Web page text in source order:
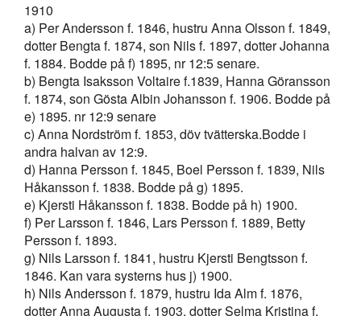
1910
a) Per Andersson f. 1846, hustru Anna Olsson f. 1849,
dotter Bengta f. 1874, son Nils f. 1897, dotter Johanna
f. 1884. Bodde på f) 1895, nr 12:5 senare.
b) Bengta Isaksson Voltaire f.1839, Hanna Göransson
f. 1874, son Gösta Albin Johansson f. 1906. Bodde på
e) 1895. nr 12:9 senare
c) Anna Nordström f. 1853, döv tvätterska.Bodde i
andra halvan av 12:9.
d) Hanna Persson f. 1845, Boel Persson f. 1839, Nils
Håkansson f. 1838. Bodde på g) 1895.
e) Kjersti Håkansson f. 1838. Bodde på h) 1900.
f) Per Larsson f. 1846, Lars Persson f. 1889, Betty
Persson f. 1893.
g) Nils Larsson f. 1841, hustru Kjersti Bengtsson f.
1846. Kan vara systerns hus j) 1900.
h) Nils Andersson f. 1879, hustru Ida Alm f. 1876,
dotter Anna Augusta f. 1903, dotter Selma Kristina f.